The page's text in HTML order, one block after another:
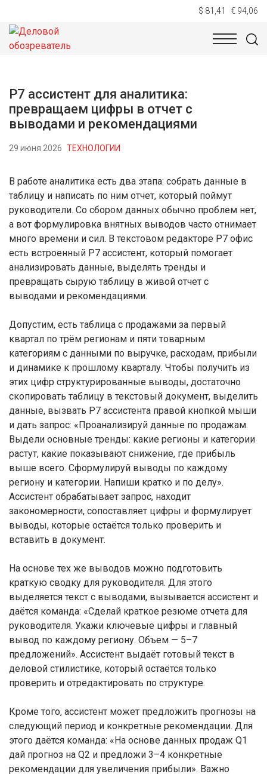
$ 81,41 € 94,06
НОВОСТИ
Р7 ассистент для аналитика:
превращаем цифры в отчет с
выводами и рекомендациями
29 июня 2026 ТЕХНОЛОГИИ
В работе аналитика есть два этапа: собрать данные в
таблицу и написать по ним отчет, который поймут
руководители. Со сбором данных обычно проблем нет,
а вот формулировка внятных выводов часто отнимает
много времени и сил. В текстовом редакторе Р7 офис
есть встроенный Р7 ассистент, который помогает
анализировать данные, выделять тренды и
превращать сырую таблицу в живой отчет с
выводами и рекомендациями.
Допустим, есть таблица с продажами за первый
квартал по трём регионам и пяти товарным
категориям с данными по выручке, расходам, прибыли
и динамике к прошлому кварталу. Чтобы получить из
этих цифр структурированные выводы, достаточно
скопировать таблицу в текстовый документ, выделить
данные, вызвать Р7 ассистента правой кнопкой мыши
и дать запрос: «Проанализируй данные по продажам.
Выдели основные тренды: какие регионы и категории
растут, какие показывают снижение, где прибыль
выше всего. Сформулируй выводы по каждому
региону и категории. Напиши кратко и по делу».
Ассистент обрабатывает запрос, находит
закономерности, сопоставляет цифры и формулирует
выводы, которые остаётся только проверить и
вставить в документ.
На основе тех же выводов можно подготовить
краткую сводку для руководителя. Для этого
выделяется текст с выводами, вызывается ассистент и
даётся команда: «Сделай краткое резюме отчета для
руководителя. Укажи ключевые цифры и главный
вывод по каждому региону. Объем — 5–7
предложений». Ассистент выдаёт готовый текст в
деловой стилистике, который остаётся только
проверить и отредактировать по структуре.
Кроме того, ассистент может предложить прогнозы на
следующий период и конкретные рекомендации. Для
этого даётся команда: «На основе данных продаж Q1
дай прогноз на Q2 и предложи 3–4 конкретные
рекомендации для увеличения прибыли». Важно